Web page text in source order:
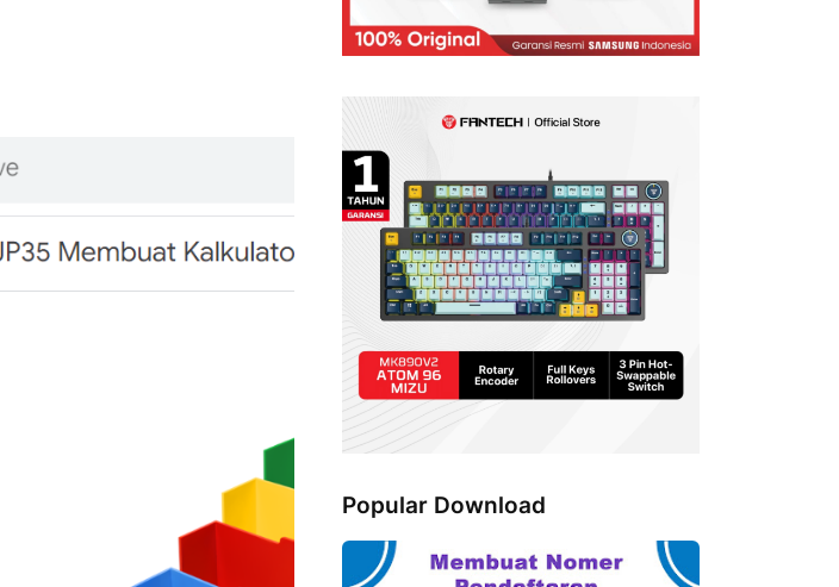
Popular Download